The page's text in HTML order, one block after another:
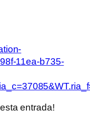
11ea-b735-
entrada!